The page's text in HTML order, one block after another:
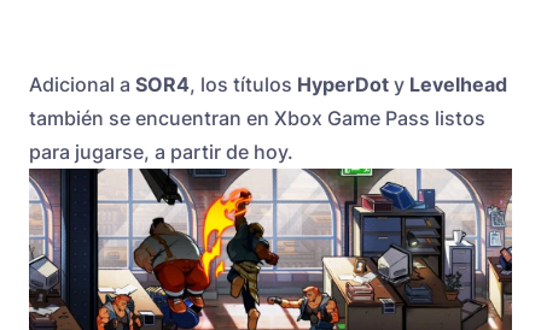
Adicional a SOR4, los títulos HyperDot y Levelhead
también se encuentran en Xbox Game Pass listos
para jugarse, a partir de hoy.